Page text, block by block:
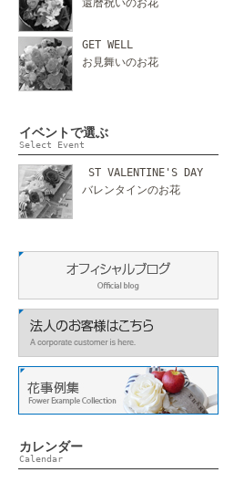
還暦祝いのお花
GET WELL
お見舞いのお花
イベントで選ぶ
Select Event
ST VALENTINE'S DAY
バレンタインのお花
カレンダー
Calendar